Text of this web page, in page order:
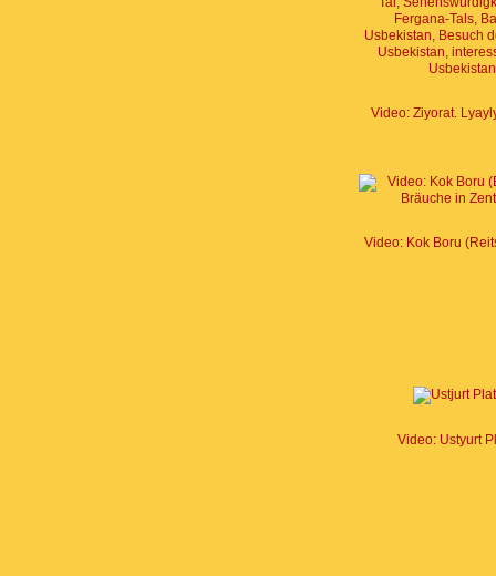
Video: Ziyorat.
Video: Kok Boru
Video: Ustyurt